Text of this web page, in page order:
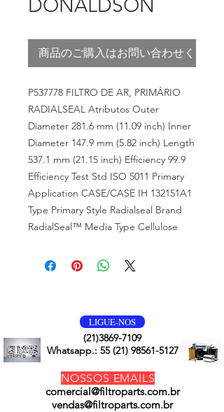
DONALDSON
商品のご購入はお問い合わせください
P537778 FILTRO DE AR, PRIMÁRIO
RADIALSEAL Atributos Outer
Diameter 281.6 mm (11.09 inch) Inner
Diameter 147.9 mm (5.82 inch) Length
537.1 mm (21.15 inch) Efficiency 99.9
Efficiency Test Std ISO 5011 Primary
Application CASE/CASE IH 132151A1
Type Primary Style Radialseal Brand
RadialSeal™ Media Type Cellulose
LIGUE-NOS
(21)3869-7109
Whatsapp.: 55 (21) 98561-5127
NOSSOS EMAILS
comercial@filtroparts.com.br
vendas@filtroparts.com.br